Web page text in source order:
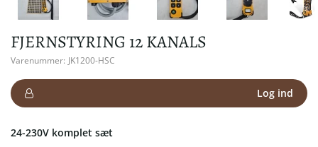
FJERNSTYRING 12 KANALS
Varenummer: JK1200-HSC
Log ind
24-230V komplet sæt